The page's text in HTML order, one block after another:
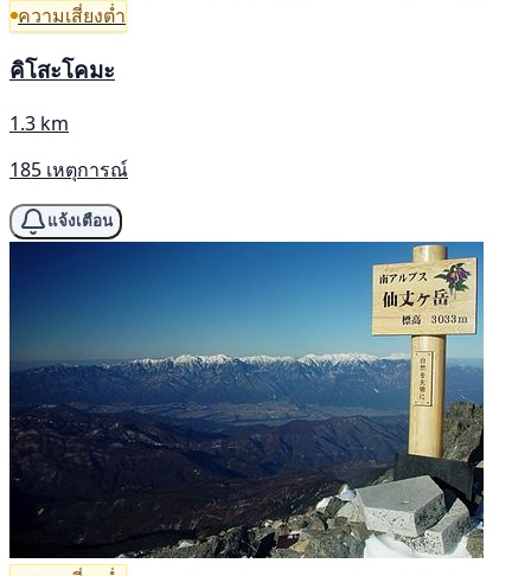
ความเสี่ยงต่ำ
คิโสะโคมะ
1.3 km
185 เหตุการณ์
แจ้งเตือน